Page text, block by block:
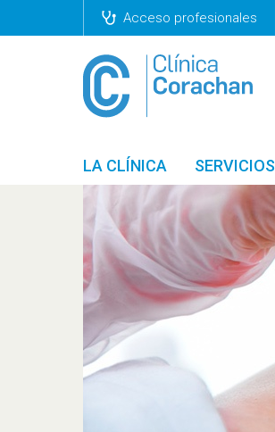
Acceso profesionales
LA CLÍNICA